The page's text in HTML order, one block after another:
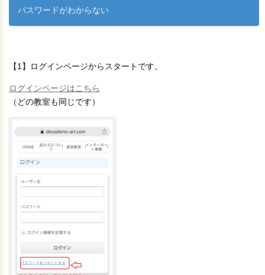
パスワードがわからない
【1】ログインページからスタートです。
ログインページはこちら
（どの教室も同じです）